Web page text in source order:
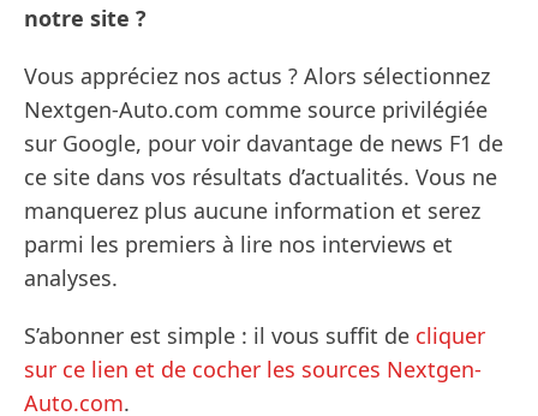
notre site ?
Vous appréciez nos actus ? Alors sélectionnez
Nextgen-Auto.com comme source privilégiée
sur Google, pour voir davantage de news F1 de
ce site dans vos résultats d’actualités. Vous ne
manquerez plus aucune information et serez
parmi les premiers à lire nos interviews et
analyses.
S’abonner est simple : il vous suffit de cliquer
sur ce lien et de cocher les sources Nextgen-
Auto.com.